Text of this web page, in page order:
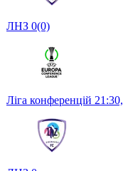
ЛНЗ 0(0)
Ліга конференцій 21:30,